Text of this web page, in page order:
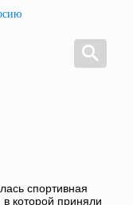
спортивная
которой приняли